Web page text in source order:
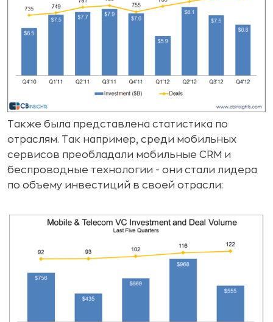
Также была представлена статистика по
отраслям. Так например, среди мобильных
сервисов преобладали мобильные CRM и
беспроводные технологии - они стали лидера
по объему инвестиций в своей отрасли: